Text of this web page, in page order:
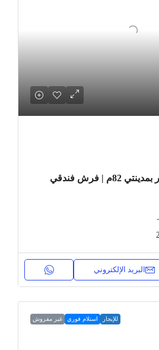
شقة مفروشة للإيجار بمدينتي 82م | فرش فندقي
البريد الإلكتروني
للإيجار استلام فوري غير مفروش